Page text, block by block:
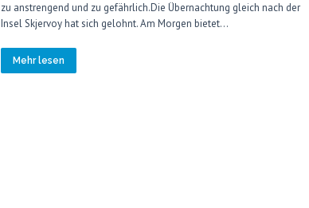
zu anstrengend und zu gefährlich.Die Übernachtung gleich nach der
Insel Skjervoy hat sich gelohnt. Am Morgen bietet…
Mehr lesen